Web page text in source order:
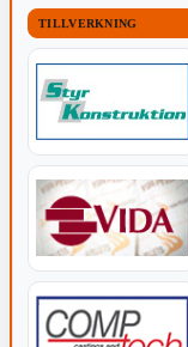
TILLVERKNING